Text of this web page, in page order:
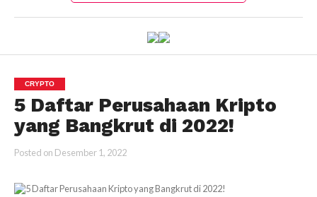
CRYPTO
5 Daftar Perusahaan Kripto
yang Bangkrut di 2022!
Posted on Desember 1, 2022